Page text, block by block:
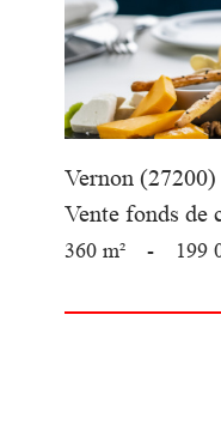
Vernon (27200)
Vente fonds de
360 m² - 199